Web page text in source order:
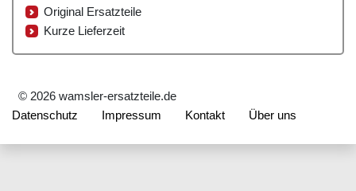
Original Ersatzteile
Kurze Lieferzeit
© 2026 wamsler-ersatzteile.de
Datenschutz
Impressum Kontakt Über uns